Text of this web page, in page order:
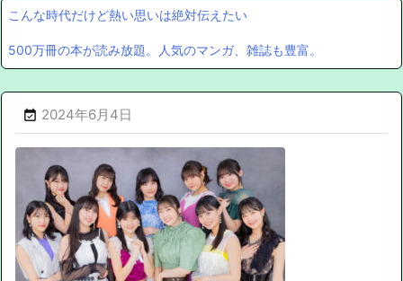
こんな時代だけど熱い思いは絶対伝えたい
500万冊の本が読み放題。人気のマンガ、雑誌も豊富。
 2024年6月4日